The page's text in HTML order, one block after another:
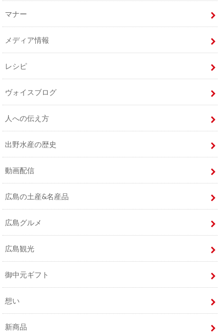
マナー
メディア情報
レシピ
ヴォイスブログ
人への伝え方
出野水産の歴史
動画配信
広島の土産&名産品
広島グルメ
広島観光
御中元ギフト
想い
新商品